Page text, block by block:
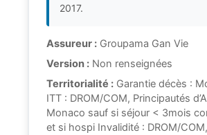
2017.
Assureur : Groupama Gan Vie
Version : Non renseignées
Territorialité : Garantie décès :
ITT : DROM/COM, Principautés
Monaco sauf si séjour < 3mois
et si hospi Invalidité : DROM/COM,